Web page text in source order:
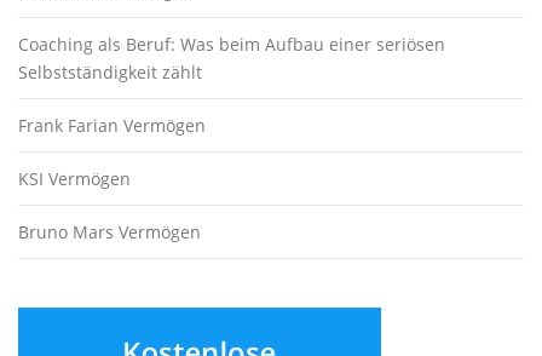
Coaching als Beruf: Was beim Aufbau einer seriösen
Selbstständigkeit zählt
Frank Farian Vermögen
KSI Vermögen
Bruno Mars Vermögen